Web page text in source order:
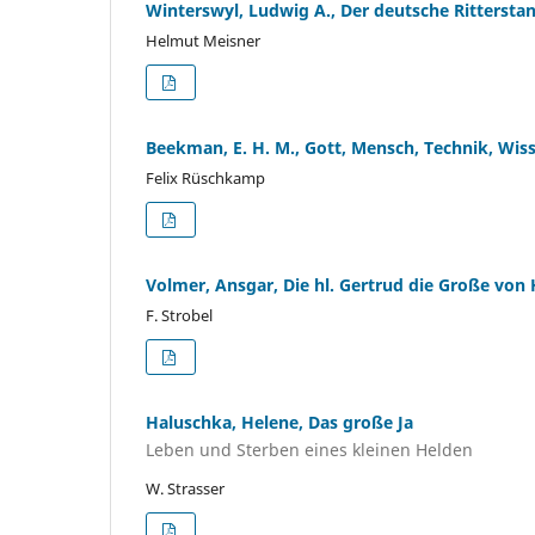
Winterswyl, Ludwig A., Der deutsche
Helmut Meisner
Beekman, E. H. M., Gott, Mensch, Technik,
Felix Rüschkamp
Volmer, Ansgar, Die hl. Gertrud die Große von
F. Strobel
Haluschka, Helene, Das große Ja
Leben und Sterben eines kleinen Helden
W. Strasser